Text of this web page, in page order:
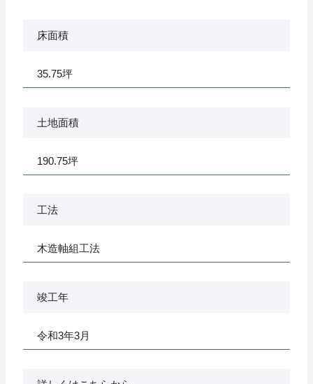
床面積
35.75坪
土地面積
190.75坪
工法
木造軸組工法
竣工年
令和3年3月